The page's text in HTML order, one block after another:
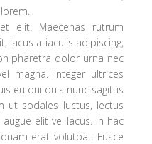
elit. Maecenas rutrum
lacus a iaculis adipiscing,
pharetra dolor urna nec
magna. Integer ultrices
eu dui quis nunc sagittis
ut sodales luctus, lectus
elit vel lacus. In hac
erat volutpat. Fusce